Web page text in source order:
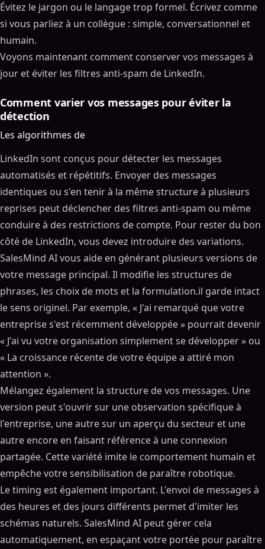
Évitez le jargon ou le langage trop formel. Écrivez comme
si vous parliez à un collègue : simple, conversationnel et
humain.
Voyons maintenant comment conserver vos messages à
jour et éviter les filtres anti-spam de LinkedIn.
Comment varier vos messages pour éviter la
détection
Les algorithmes de
LinkedIn sont conçus pour détecter les messages
automatisés et répétitifs. Envoyer des messages
identiques ou s'en tenir à la même structure à plusieurs
reprises peut déclencher des filtres anti-spam ou même
conduire à des restrictions de compte. Pour rester du bon
côté de LinkedIn, vous devez introduire des variations.
SalesMind AI vous aide en générant plusieurs versions de
votre message principal. Il modifie les structures de
phrases, les choix de mots et la formulation.il garde intact
le sens originel. Par exemple, « J'ai remarqué que votre
entreprise s'est récemment développée » pourrait devenir
« J'ai vu votre organisation simplement se développer » ou
« La croissance récente de votre équipe a attiré mon
attention ».
Mélangez également la structure de vos messages. Une
version peut s'ouvrir sur une observation spécifique à
l'entreprise, une autre sur un aperçu du secteur et une
autre encore en faisant référence à une connexion
partagée. Cette variété imite le comportement humain et
empêche votre sensibilisation de paraître robotique.
Le timing est également important. L'envoi de messages à
des heures et des jours différents permet d'imiter les
schémas naturels. SalesMind AI peut gérer cela
automatiquement, en espaçant votre portée pour paraître